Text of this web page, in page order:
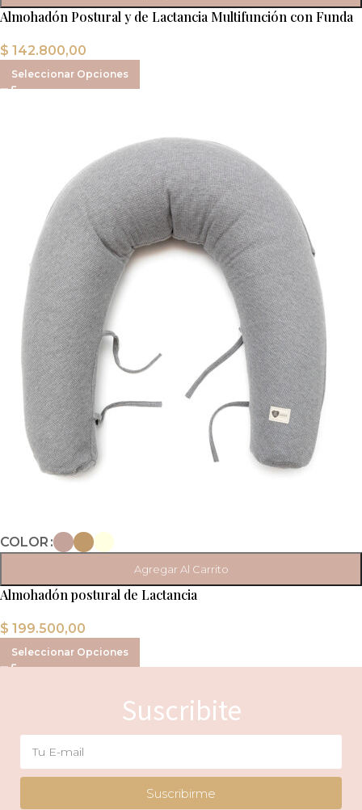
Almohadón Postural y de Lactancia Multifunción con Funda
$ 142.800,00
Seleccionar Opciones
COLOR
Agregar Al Carrito
Almohadón postural de Lactancia
$ 199.500,00
Seleccionar Opciones
Suscribite
Suscribirme